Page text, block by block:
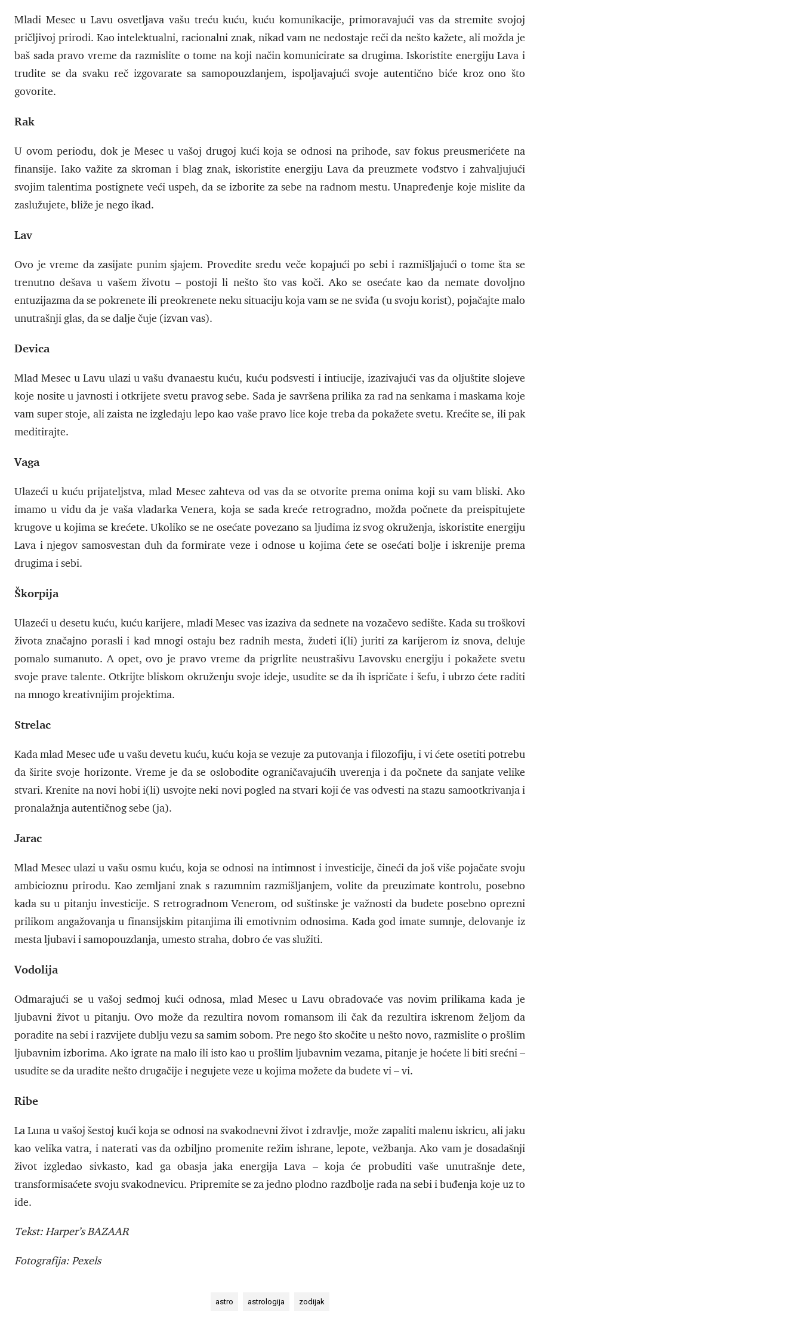
Mladi Mesec u Lavu osvetljava vašu treću kuću, kuću komunikacije, primoravajući vas da stremite svojoj
pričljivoj prirodi. Kao intelektualni, racionalni znak, nikad vam ne nedostaje reči da nešto kažete, ali možda je
baš sada pravo vreme da razmislite o tome na koji način komunicirate sa drugima. Iskoristite energiju Lava i
trudite se da svaku reč izgovarate sa samopouzdanjem, ispoljavajući svoje autentično biće kroz ono što
govorite.
Rak
U ovom periodu, dok je Mesec u vašoj drugoj kući koja se odnosi na prihode, sav fokus preusmerićete na
finansije. Iako važite za skroman i blag znak, iskoristite energiju Lava da preuzmete vođstvo i zahvaljujući
svojim talentima postignete veći uspeh, da se izborite za sebe na radnom mestu. Unapređenje koje mislite da
zaslužujete, bliže je nego ikad.
Lav
Ovo je vreme da zasijate punim sjajem. Provedite sredu veče kopajući po sebi i razmišljajući o tome šta se
trenutno dešava u vašem životu – postoji li nešto što vas koči. Ako se osećate kao da nemate dovoljno
entuzijazma da se pokrenete ili preokrenete neku situaciju koja vam se ne sviđa (u svoju korist), pojačajte malo
unutrašnji glas, da se dalje čuje (izvan vas).
Devica
Mlad Mesec u Lavu ulazi u vašu dvanaestu kuću, kuću podsvesti i intiucije, izazivajući vas da oljuštite slojeve
koje nosite u javnosti i otkrijete svetu pravog sebe. Sada je savršena prilika za rad na senkama i maskama koje
vam super stoje, ali zaista ne izgledaju lepo kao vaše pravo lice koje treba da pokažete svetu. Krećite se, ili pak
meditirajte.
Vaga
Ulazeći u kuću prijateljstva, mlad Mesec zahteva od vas da se otvorite prema onima koji su vam bliski. Ako
imamo u vidu da je vaša vladarka Venera, koja se sada kreće retrogradno, možda počnete da preispitujete
krugove u kojima se krećete. Ukoliko se ne osećate povezano sa ljudima iz svog okruženja, iskoristite energiju
Lava i njegov samosvestan duh da formirate veze i odnose u kojima ćete se osećati bolje i iskrenije prema
drugima i sebi.
Škorpija
Ulazeći u desetu kuću, kuću karijere, mladi Mesec vas izaziva da sednete na vozačevo sedište. Kada su troškovi
života značajno porasli i kad mnogi ostaju bez radnih mesta, žudeti i(li) juriti za karijerom iz snova, deluje
pomalo sumanuto. A opet, ovo je pravo vreme da prigrlite neustrašivu Lavovsku energiju i pokažete svetu
svoje prave talente. Otkrijte bliskom okruženju svoje ideje, usudite se da ih ispričate i šefu, i ubrzo ćete raditi
na mnogo kreativnijim projektima.
Strelac
Kada mlad Mesec uđe u vašu devetu kuću, kuću koja se vezuje za putovanja i filozofiju, i vi ćete osetiti potrebu
da širite svoje horizonte. Vreme je da se oslobodite ograničavajućih uverenja i da počnete da sanjate velike
stvari. Krenite na novi hobi i(li) usvojte neki novi pogled na stvari koji će vas odvesti na stazu samootkrivanja i
pronalažnja autentičnog sebe (ja).
Jarac
Mlad Mesec ulazi u vašu osmu kuću, koja se odnosi na intimnost i investicije, čineći da još više pojačate svoju
ambicioznu prirodu. Kao zemljani znak s razumnim razmišljanjem, volite da preuzimate kontrolu, posebno
kada su u pitanju investicije. S retrogradnom Venerom, od suštinske je važnosti da budete posebno oprezni
prilikom angažovanja u finansijskim pitanjima ili emotivnim odnosima. Kada god imate sumnje, delovanje iz
mesta ljubavi i samopouzdanja, umesto straha, dobro će vas služiti.
Vodolija
Odmarajući se u vašoj sedmoj kući odnosa, mlad Mesec u Lavu obradovaće vas novim prilikama kada je
ljubavni život u pitanju. Ovo može da rezultira novom romansom ili čak da rezultira iskrenom željom da
poradite na sebi i razvijete dublju vezu sa samim sobom. Pre nego što skočite u nešto novo, razmislite o prošlim
ljubavnim izborima. Ako igrate na malo ili isto kao u prošlim ljubavnim vezama, pitanje je hoćete li biti srećni –
usudite se da uradite nešto drugačije i negujete veze u kojima možete da budete vi – vi.
Ribe
La Luna u vašoj šestoj kući koja se odnosi na svakodnevni život i zdravlje, može zapaliti malenu iskricu, ali jaku
kao velika vatra, i naterati vas da ozbiljno promenite režim ishrane, lepote, vežbanja. Ako vam je dosadašnji
život izgledao sivkasto, kad ga obasja jaka energija Lava – koja će probuditi vaše unutrašnje dete,
transformisaćete svoju svakodnevicu. Pripremite se za jedno plodno razdbolje rada na sebi i buđenja koje uz to
ide.
Tekst: Harper’s BAZAAR
Fotografija: Pexels
astro astrologija zodijak